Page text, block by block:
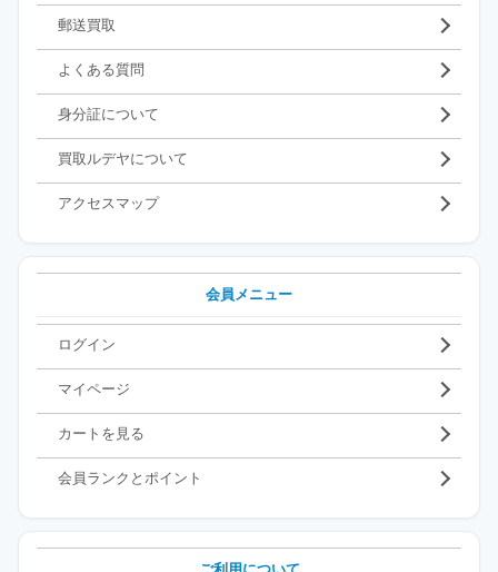
郵送買取
よくある質問
身分証について
買取ルデヤについて
アクセスマップ
会員メニュー
ログイン
マイページ
カートを見る
会員ランクとポイント